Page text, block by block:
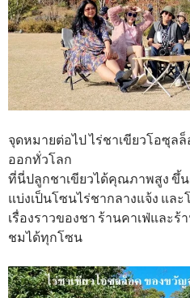
จุดหมายต่อไป ไร่ชาเขียวโอซุล
ออกทั่วโลก
ที่นี่ปลูกชาเขียวได้คุณภาพสูง ขึ้น
แบ่งเป็นโซนไร่ชากลางแจ้ง แ
เรื่องราวของชา ร้านคาเฟ่และร้
ชมได้ทุกโซน